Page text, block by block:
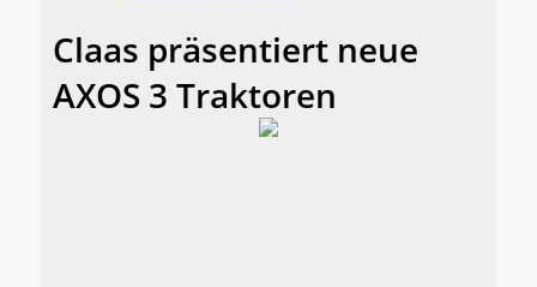
Claas präsentiert neue
AXOS 3 Traktoren